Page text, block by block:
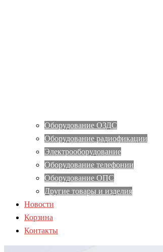
Оборудование ОЗДС
Оборудование радиофикации
Электрооборудование
Оборудование телефонии
Оборудование ОПС
Другие товары и изделия
Новости
Корзина
Контакты